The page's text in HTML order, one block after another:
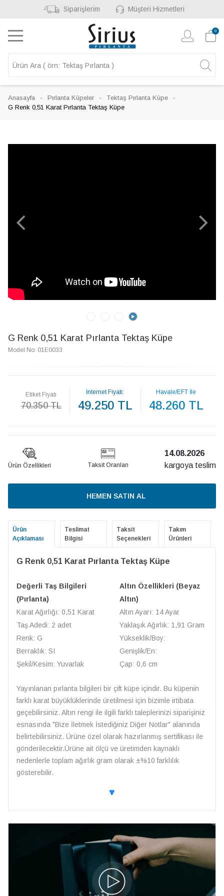
Siparişlerim Müşteri Hizmetleri
0
Anasayfa Pırlanta Küpeler
Tektaş Pırlanta Küpe
G Renk 0,51 Karat Pırlanta Tektaş Küpe
G Renk 0,51 Karat Pırlanta Tektaş Küpe
Model No: 01E0033
Etiket Fiyatı
70.350 TL
İnternet Fiyatı:
49.250 TL
Havale/EFT İle
48.260 TL
Ürün Özellikleri Taksit Oranları
14.08.2026
kargoya teslim
HEMEN SATIN AL
Ürün
Açıklaması
Teslimat
Bilgisi
Taksit
Seçenekleri
Takım
Ürünleri
G Renk 0,51 Karat Pırlanta Tektaş Küpe
Değerli Taş Bilgileri
(Pırlanta)
Karat Ağırlığı: 0,51 Karat
Taş Adedi: 2 adet
Renk: G
Berraklık: SI
Şekil/Kesim: Yuvarlak
Altın Özellikleri (Beyaz
Altın)
Altın Ayarı: 14 Ayar
Yaklaşık Ağırlık: 1,91 Gram
Yükseklik/Boy:
Genişlik/En:
Çap: 0,6 cm
Yayınlanan pırlanta bilgileri bir çift küpe içindir. Bu küpenin
farklı karat büyüklüklerinde üretilmesi için bizimle irtibata
geçebilirsiniz. Altın rengi ile ilgili farklı taleplerinizi siparişiniz
esnasında "Bize İletmek İstediğiniz Diğer Notlar" alanında
belirtebilirsiniz. Ürüne özel olarak hazırlanmış sertifikası ile
gönderilecektir.Ürüne ait ölçü ve üretimden kaynaklı
nedenlerle toplam ağırlık gram olarak ±%10 farklılık
gösterebilir.
🔽